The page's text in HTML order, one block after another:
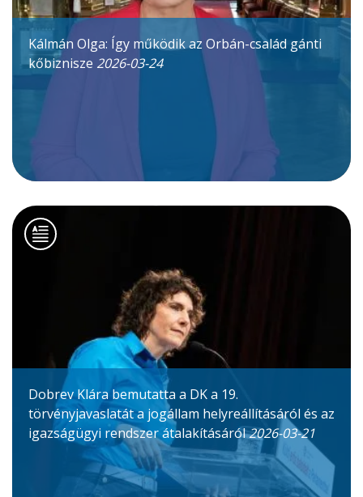
Kálmán Olga: Így működik az Orbán-család gánti
kőbiznisze 2026-03-24
Dobrev Klára bemutatta a DK a 19.
törvényjavaslatát a jogállam helyreállításáról és az
igazságügyi rendszer átalakításáról2026-03-21